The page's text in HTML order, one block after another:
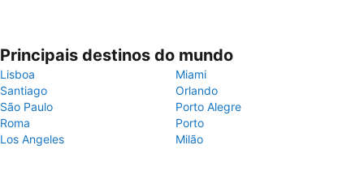
Principais destinos do mundo
Lisboa
Miami
Santiago
Orlando
São Paulo
Porto Alegre
Roma
Porto
Los Angeles
Milão